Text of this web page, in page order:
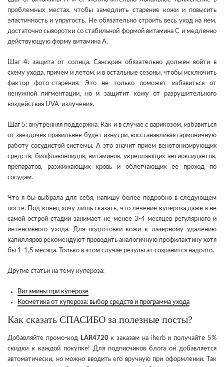
проблемных местах, чтобы замедлить старение кожи и повысить
эластичность и упругость. Не обязательно строить весь уход на нем,
достаточно сыворотки со стабильной формой витамина С и медленно
действующую форму витамина А.
Шаг 4: защита от солнца. Санскрин обязательно должен войти в
схему ухода, причем и летом, и в остальные сезоны, чтобы исключить
фактор фото-старения. Это не только поможет избавиться от
ненужной пигментации, но и защитит кожу от разрушительного
воздействия UVA-излучения.
Шаг 5: внутренняя поддержка. Как и в случае с варикозом, избавиться
от звездочек правильнее будет изнутри, восстанавливая гармоничную
работу сосудистой системы. А это значит прием венотонизирующих
средств, биофлавоноидов, витаминов, укрепляющих антиоксидантов,
препаратов, разжижающих кровь и облегчающих ее проход по
сосудам.
Что я бы выбрала для себя, напишу более подробно в следующем
посте. Под конец хочу лишь сказать, что лечение купероза даже в не
самой острой стадии занимает не менее 3-4 месяцев регулярного и
интенсивного ухода. Для подготовки кожи к лазерному удалению
капилляров рекомендуют проводить аналогичную профилактику хотя
бы 1-1,5 месяца. Только в этом случае результат сохранится надолго.
Другие статьи на тему купероза:
Витамины при куперозе
Косметика от купероза: выбор средств и программа ухода
Как сказать СПАСИБО за полезные посты?
Добавляйте промо-код LAR4720к заказам на iherb и получайте 5%
скидки к каждой покупке! Для подписчиков блога он добавляется
автоматически, но можно вводить его вручную при оформлении. Так